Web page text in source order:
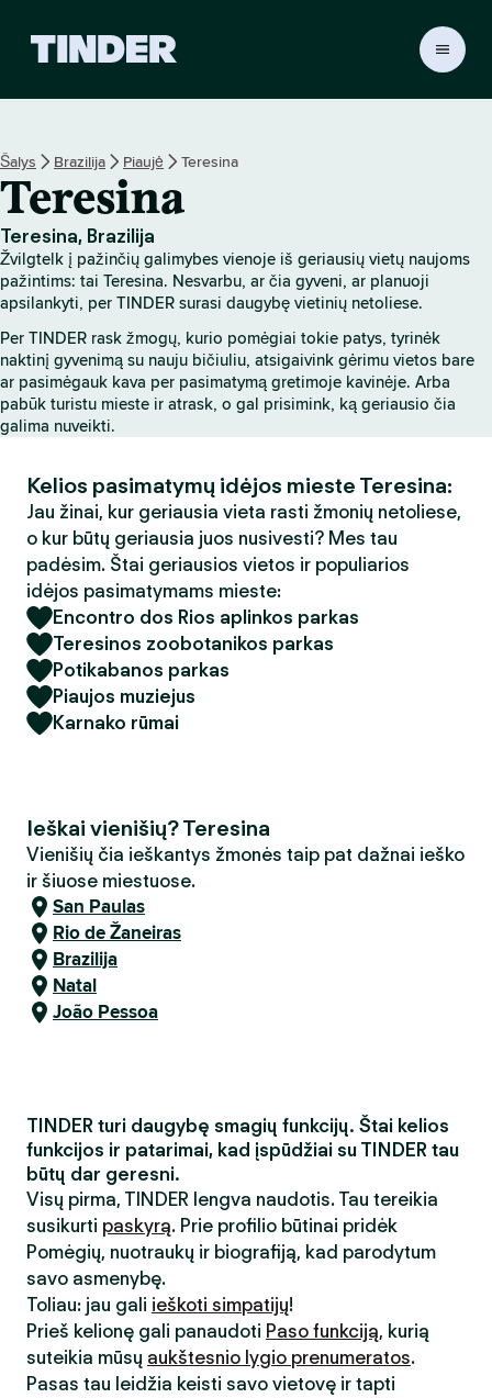
R
a
r
i
n
n
i
s
Šalys Brazilija Piaujė Teresina
Teresina
Teresina, Brazilija
Žvilgtelk į pažinčių galimybes vienoje iš geriausių vietų naujoms
pažintims: tai Teresina. Nesvarbu, ar čia gyveni, ar planuoji
apsilankyti, per TINDER surasi daugybę vietinių netoliese.
Per TINDER rask žmogų, kurio pomėgiai tokie patys, tyrinėk
naktinį gyvenimą su nauju bičiuliu, atsigaivink gėrimu vietos bare
ar pasimėgauk kava per pasimatymą gretimoje kavinėje. Arba
pabūk turistu mieste ir atrask, o gal prisimink, ką geriausio čia
galima nuveikti.
Kelios pasimatymų idėjos mieste Teresina:
Jau žinai, kur geriausia vieta rasti žmonių netoliese,
o kur būtų geriausia juos nusivesti? Mes tau
padėsim. Štai geriausios vietos ir populiarios
idėjos pasimatymams mieste:
Encontro dos Rios aplinkos parkas
Teresinos zoobotanikos parkas
Potikabanos parkas
Piaujos muziejus
Karnako rūmai
Ieškai vienišių? Teresina
Vienišių čia ieškantys žmonės taip pat dažnai ieško
ir šiuose miestuose.
San Paulas
Rio de Žaneiras
Brazilija
Natal
João Pessoa
TINDER turi daugybę smagių funkcijų. Štai kelios
funkcijos ir patarimai, kad įspūdžiai su TINDER tau
būtų dar geresni.
Visų pirma, TINDER lengva naudotis. Tau tereikia
susikurti paskyrą. Prie profilio būtinai pridėk
Pomėgių, nuotraukų ir biografiją, kad parodytum
savo asmenybę.
Toliau: jau gali ieškoti simpatijų!
Prieš kelionę gali panaudoti Paso funkciją, kurią
suteikia mūsų aukštesnio lygio prenumeratos.
Pasas tau leidžia keisti savo vietovę ir tapti